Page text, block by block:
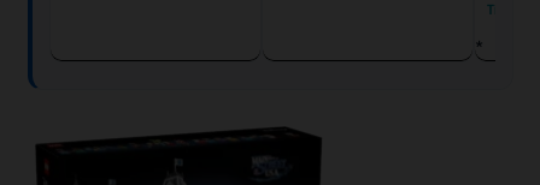
Tickets